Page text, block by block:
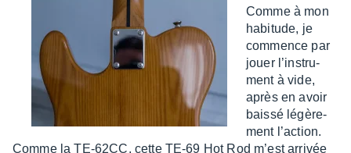
Comme à mon
habi­tude, je
commence par
jouer l’ins­tru­
ment à vide,
après en avoir
baissé légè­re­
ment l’ac­tion.
Comme la TE-62CC, cette TE-69 Hot Rod m’est arri­vée